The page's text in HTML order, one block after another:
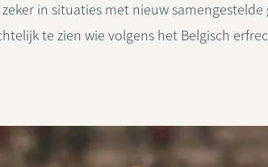
in situaties met nieuw
te zien wie volgens het Belgisch